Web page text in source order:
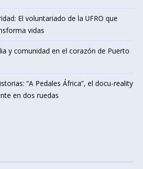
El voluntariado de la UFRO que
vidas
y comunidad en el corazón de Puerto
“A Pedales África”, el docu-reality
en dos ruedas